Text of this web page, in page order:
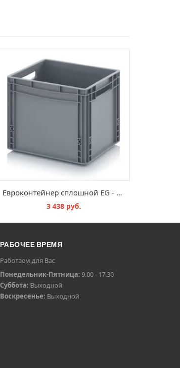
Евроконтейнер сплошной EG - 400х300х320 мм
3 438 руб.
РАБОЧЕЕ ВРЕМЯ
Работаем для Вас
Понедельник-Пятница: 9.00 - 17.30
Суббота: Выходной
Воскресенье: Выходной